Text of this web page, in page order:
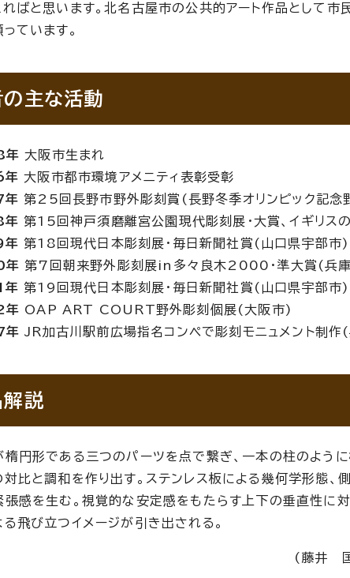
ればと思います。北名古屋市の公共的アート作品として市
ています。
主な活動
年大阪市生まれ
年大阪市都市環境アメニティ表彰受彰
年第25回長野市野外彫刻賞(長野冬季オリンピック記念
年第15回神戸須磨離宮公園現代彫刻展・大賞、イギリス
年第18回現代日本彫刻展・毎日新聞社賞(山口県宇部市)
年第7回朝来野外彫刻展in多々良木2000・準大賞(兵
年第19回現代日本彫刻展・毎日新聞社賞(山口県宇部市)
年 OAP ART COURT野外彫刻個展(大阪市)
年JR加古川駅前広場指名コンペで彫刻モニュメント制
説
楕円形である三つのパーツを点で繋ぎ、一本の柱のよう
対比と調和を作り出す。ステンレス板による幾何学形態
張感を生む。視覚的な安定感をもたらす上下の垂直性に
る飛び立つイメージが引き出される。
(藤井 匡